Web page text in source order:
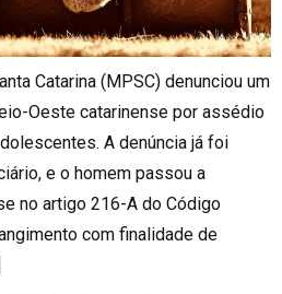
Catarina (MPSC) denunciou um
Oeste catarinense por assédio
A denúncia já foi
e o homem passou a
no artigo 216-A do Código
com finalidade de